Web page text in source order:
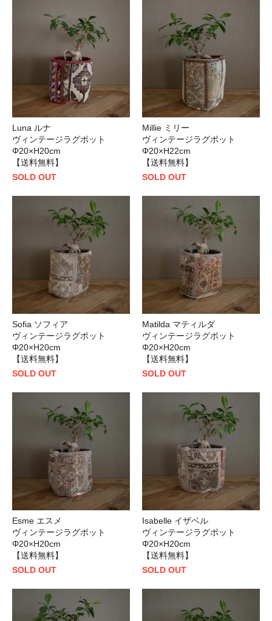
Luna ルナ
ヴィンテージラグポット
Φ20×H20cm
【送料無料】
SOLD OUT
Millie ミリー
ヴィンテージラグポット
Φ20×H22cm
【送料無料】
SOLD OUT
Sofia ソフィア
ヴィンテージラグポット
Φ20×H20cm
【送料無料】
SOLD OUT
Matilda マティルダ
ヴィンテージラグポット
Φ20×H20cm
【送料無料】
SOLD OUT
Esme エスメ
ヴィンテージラグポット
Φ20×H20cm
【送料無料】
SOLD OUT
Isabelle イザベル
ヴィンテージラグポット
Φ20×H20cm
【送料無料】
SOLD OUT